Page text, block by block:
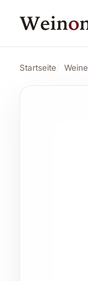
Startseite Weine